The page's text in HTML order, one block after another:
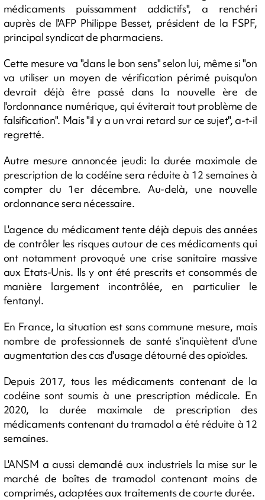
médicaments puissamment addictifs", a renchéri
auprès de l'AFP Philippe Besset, président de la FSPF,
principal syndicat de pharmaciens.
Cette mesure va "dans le bon sens" selon lui, même si "on
va utiliser un moyen de vérification périmé puisqu'on
devrait déjà être passé dans la nouvelle ère de
l'ordonnance numérique, qui éviterait tout problème de
falsification". Mais "il y a un vrai retard sur ce sujet", a-t-il
regretté.
Autre mesure annoncée jeudi: la durée maximale de
prescription de la codéine sera réduite à 12 semaines à
compter du 1er décembre. Au-delà, une nouvelle
ordonnance sera nécessaire.
L'agence du médicament tente déjà depuis des années
de contrôler les risques autour de ces médicaments qui
ont notamment provoqué une crise sanitaire massive
aux Etats-Unis. Ils y ont été prescrits et consommés de
manière largement incontrôlée, en particulier le
fentanyl.
En France, la situation est sans commune mesure, mais
nombre de professionnels de santé s'inquiètent d'une
augmentation des cas d'usage détourné des opioïdes.
Depuis 2017, tous les médicaments contenant de la
codéine sont soumis à une prescription médicale. En
2020, la durée maximale de prescription des
médicaments contenant du tramadol a été réduite à 12
semaines.
L'ANSM a aussi demandé aux industriels la mise sur le
marché de boîtes de tramadol contenant moins de
comprimés, adaptées aux traitements de courte durée.